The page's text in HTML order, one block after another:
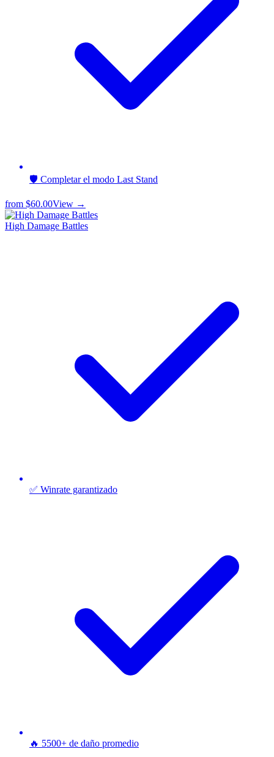
🛡️ Completar el modo Last Stand
from $60.00View →
High Damage Battles
✅ Winrate garantizado
🔥 5500+ de daño promedio